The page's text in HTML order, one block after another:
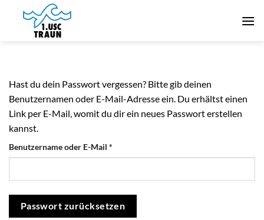
Inhalt
springen
Hast du dein Passwort vergessen? Bitte gib deinen
Benutzernamen oder E-Mail-Adresse ein. Du erhältst einen
Link per E-Mail, womit du dir ein neues Passwort erstellen
kannst.
Benutzername oder E-Mail *
Passwort zurücksetzen